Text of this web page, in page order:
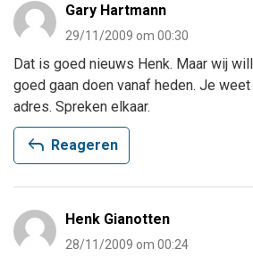
Gary Hartmann
29/11/2009 om 00:30
Dat is goed nieuws Henk. Maar wij
goed gaan doen vanaf heden. Je
adres. Spreken elkaar.
reply Reageren
Henk Gianotten
28/11/2009 om 00:24